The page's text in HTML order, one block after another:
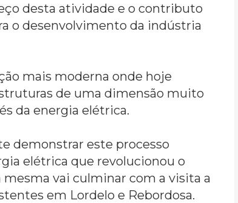
desta atividade e o contributo
o desenvolvimento da indústria
mais moderna onde hoje
de uma dimensão muito
da energia elétrica.
demonstrar este processo
elétrica que revolucionou o
vai culminar com a visita a
em Lordelo e Rebordosa.